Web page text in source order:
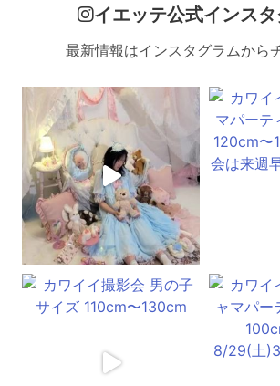
イエッテ公式インス
最新情報はインスタグラムから